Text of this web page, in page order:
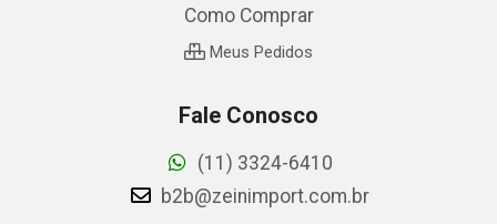
Como Comprar
Meus Pedidos
Fale Conosco
(11) 3324-6410
b2b@zeinimport.com.br